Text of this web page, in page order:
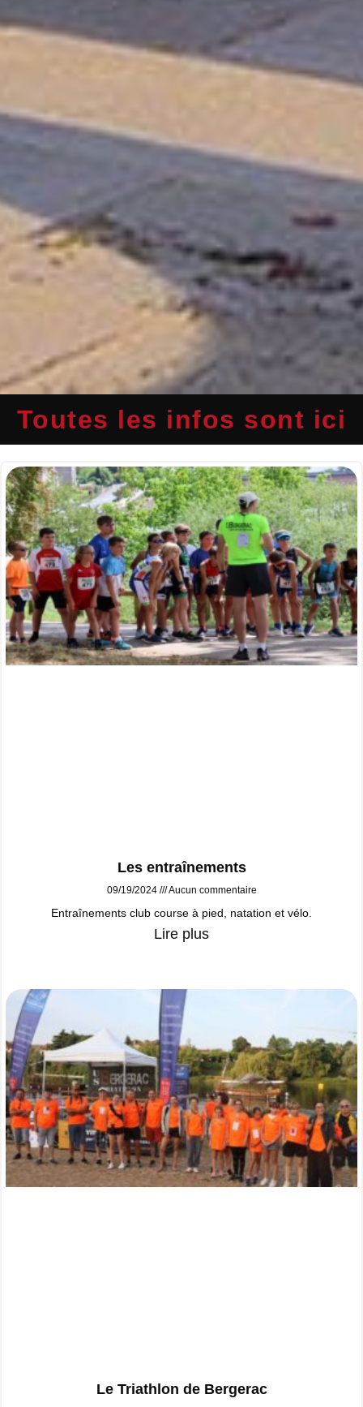
Toutes les infos sont ici
Les entraînements
09/19/2024 Aucun commentaire
Entraînements club course à pied, natation et vélo.
Lire plus
Le Triathlon de Bergerac